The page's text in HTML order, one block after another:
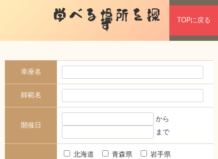
学べる場所を探
す TOPに戻る
幸座名
師範名
開催日
から
まで
北海道 青森県
岩手県